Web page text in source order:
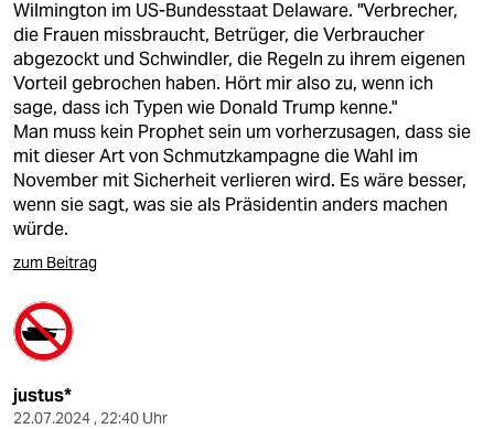
Wilmington im US-Bundesstaat Delaware. "Verbrecher,
die Frauen missbraucht, Betrüger, die Verbraucher
abgezockt und Schwindler, die Regeln zu ihrem eigenen
Vorteil gebrochen haben. Hört mir also zu, wenn ich
sage, dass ich Typen wie Donald Trump kenne."
Man muss kein Prophet sein um vorherzusagen, dass sie
mit dieser Art von Schmutzkampagne die Wahl im
November mit Sicherheit verlieren wird. Es wäre besser,
wenn sie sagt, was sie als Präsidentin anders machen
würde.
zum Beitrag
justus*
22.07.2024 , 22:40 Uhr